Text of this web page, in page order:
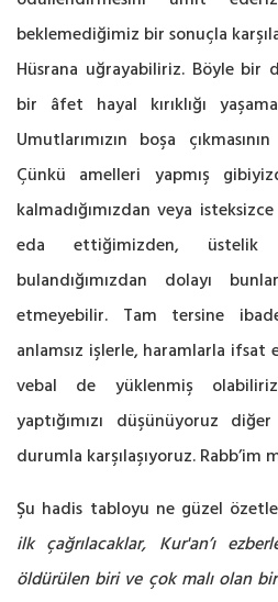
beklemediğimiz bir sonuçla
Hüsrana uğrayabiliriz. Böyle bir
bir âfet hayal kırıklığı
Umutlarımızın boşa
Çünkü amelleri yapmış
kalmadığımızdan veya
eda ettiğimizden,
bulandığımızdan dolayı
etmeyebilir. Tam tersine
anlamsız işlerle, haramlarla ifsat
vebal de yüklenmiş
yaptığımızı düşünüyoruz
durumla karşılaşıyoruz. Rabb’im
Şu hadis tabloyu ne güzel
ilk çağrılacaklar, Kur'an’ı
öldürülen biri ve çok malı olan